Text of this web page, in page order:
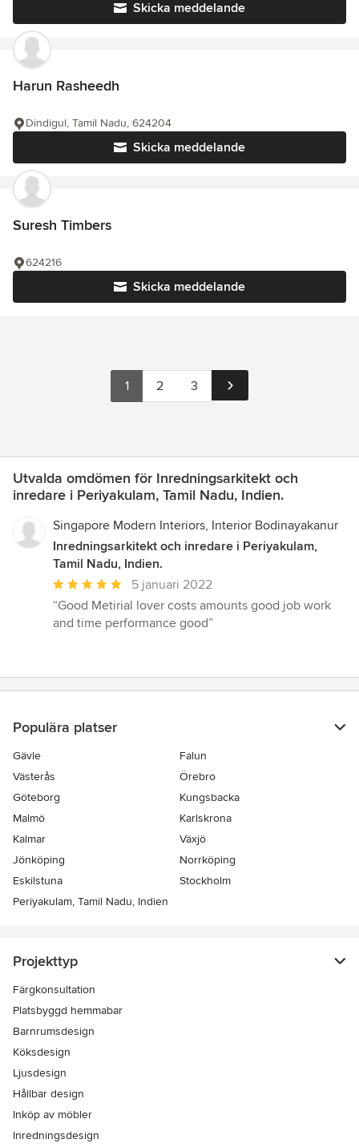
Skicka meddelande
Harun Rasheedh
Skicka meddelande
Dindigul, Tamil Nadu, 624204
Suresh Timbers
Skicka meddelande
624216
1 2 3
Utvalda omdömen för Inredningsarkitekt och
inredare i Periyakulam, Tamil Nadu, Indien.
Singapore Modern Interiors, Interior Bodinayakanur
Inredningsarkitekt och inredare i Periyakulam,
Tamil Nadu, Indien.
Genomsnittligt
omdöme:
5
5 januari 2022
“Good Metirial lover costs amounts good job work
and time performance good”
Populära platser
Gävle
Falun
Västerås
Örebro
Göteborg
Kungsbacka
Malmö
Karlskrona
Kalmar
Växjö
Jönköping
Norrköping
Eskilstuna
Stockholm
Periyakulam, Tamil Nadu, Indien
Projekttyp
Färgkonsultation
Platsbyggd hemmabar
Barnrumsdesign
Köksdesign
Ljusdesign
Hållbar design
Inköp av möbler
Inredningsdesign